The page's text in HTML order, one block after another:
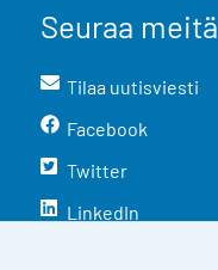
Seuraa meitä
Tilaa uutisviesti
Facebook
Twitter
LinkedIn